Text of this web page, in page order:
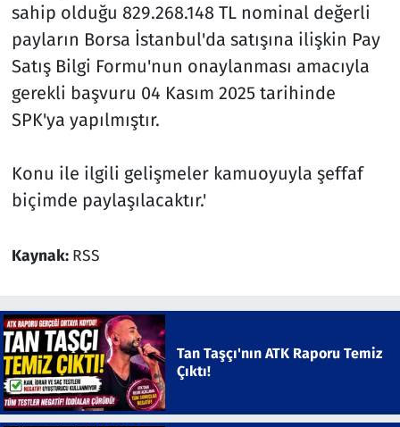
sahip olduğu 829.268.148 TL nominal değerli
payların Borsa İstanbul'da satışına ilişkin Pay
Satış Bilgi Formu'nun onaylanması amacıyla
gerekli başvuru 04 Kasım 2025 tarihinde
SPK'ya yapılmıştır.
Konu ile ilgili gelişmeler kamuoyuyla şeffaf
biçimde paylaşılacaktır.'
Kaynak: RSS
Tan Taşçı'nın ATK Raporu Temiz
Çıktı!